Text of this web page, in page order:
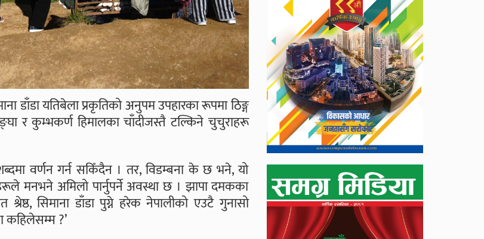
डाँडा यतिबेला प्रकृतिको अनुपम उपहारका रूपमा ठिङ्ग
कुम्भकर्ण हिमालका चाँदीजस्तै टल्किने चुचुराहरू
वर्णन गर्न सकिँदैन । तर, विडम्बना के छ भने, यो
मनभने अमिलो पार्नुपर्ने अवस्था छ । झापा दमकका
सिमाना डाँडा पुग्ने हरेक नेपालीको एउटै गुनासो
कहिलेसम्म ?’